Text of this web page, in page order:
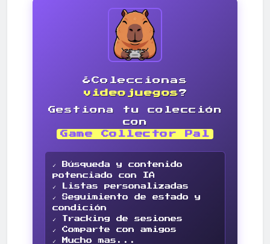
¿Coleccionas
videojuegos?
Gestiona tu colección
con
Game Collector Pal
✓ Búsqueda y contenido
potenciado con IA
✓ Listas personalizadas
✓ Seguimiento de estado y
condición
✓ Tracking de sesiones
✓ Comparte con amigos
✓ Mucho mas...